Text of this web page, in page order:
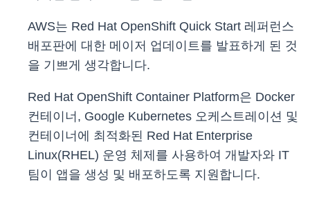
AWS는 Red Hat OpenShift Quick Start 레퍼런스
배포판에 대한 메이저 업데이트를 발표하게 된 것
을 기쁘게 생각합니다.
Red Hat OpenShift Container Platform은 Docker
컨테이너, Google Kubernetes 오케스트레이션 및
컨테이너에 최적화된 Red Hat Enterprise
Linux(RHEL) 운영 체제를 사용하여 개발자와 IT
팀이 앱을 생성 및 배포하도록 지원합니다.